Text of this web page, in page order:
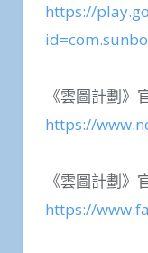
https://
《雲圖計劃》
https://
《雲圖計劃》
https://